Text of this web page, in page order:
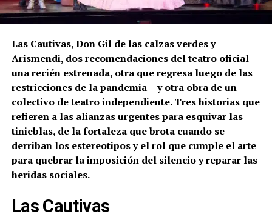
Las Cautivas, Don Gil de las calzas verdes y
Arismendi, dos recomendaciones del teatro oficial —
una recién estrenada, otra que regresa luego de las
restricciones de la pandemia— y otra obra de un
colectivo de teatro independiente. Tres historias que
refieren a las alianzas urgentes para esquivar las
tinieblas, de la fortaleza que brota cuando se
derriban los estereotipos y el rol que cumple el arte
para quebrar la imposición del silencio y reparar las
heridas sociales.
Las Cautivas